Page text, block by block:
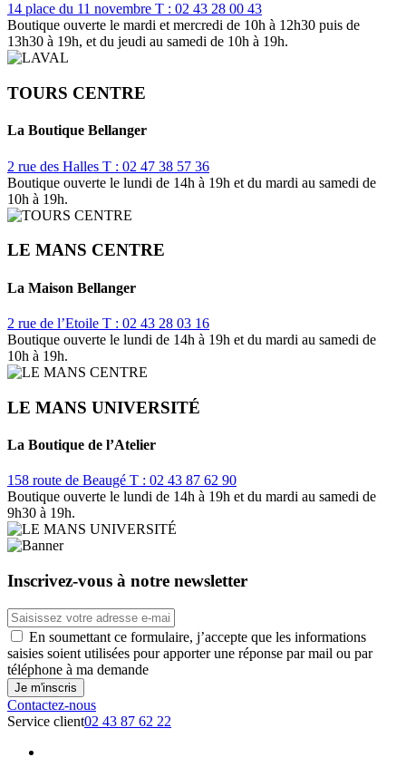
14 place du 11 novembre T : 02 43 28 00 43
Boutique ouverte le mardi et mercredi de 10h à 12h30 puis de
13h30 à 19h, et du jeudi au samedi de 10h à 19h.
TOURS CENTRE
La Boutique Bellanger
2 rue des Halles T : 02 47 38 57 36
Boutique ouverte le lundi de 14h à 19h et du mardi au samedi de
10h à 19h.
LE MANS CENTRE
La Maison Bellanger
2 rue de l’Etoile T : 02 43 28 03 16
Boutique ouverte le lundi de 14h à 19h et du mardi au samedi de
10h à 19h.
LE MANS UNIVERSITÉ
La Boutique de l’Atelier
158 route de Beaugé T : 02 43 87 62 90
Boutique ouverte le lundi de 14h à 19h et du mardi au samedi de
9h30 à 19h.
Inscrivez-vous à notre newsletter
En soumettant ce formulaire, j’accepte que les informations
saisies soient utilisées pour apporter une réponse par mail ou par
téléphone à ma demande
Contactez-nous
Service client02 43 87 62 22